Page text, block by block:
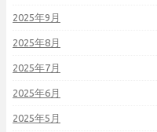
2025年9月
2025年8月
2025年7月
2025年6月
2025年5月